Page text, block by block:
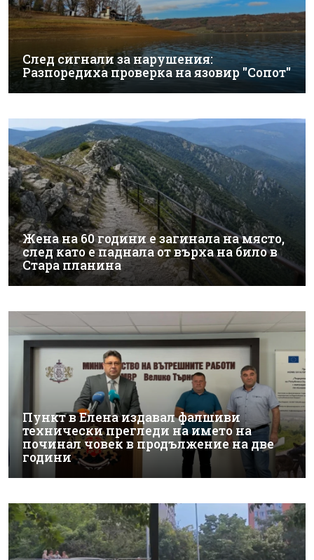
След сигнали за нарушения:
Разпоредиха проверка на язовир "Сопот"
Жена на 60 години е загинала на място,
след като е паднала от върха на било в
Стара планина
Пункт в Елена издавал фалшиви
технически прегледи на името на
починал човек в продължение на две
години